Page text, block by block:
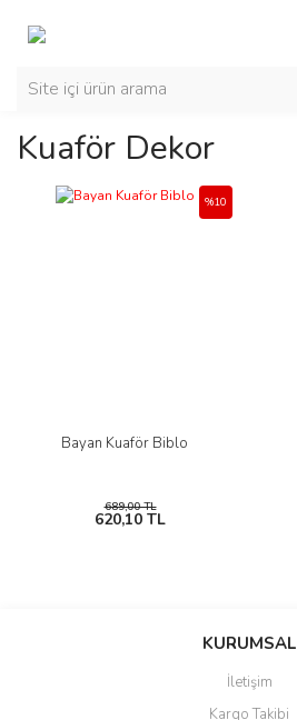
Kuaför Dekor
Bayan Kuaför Biblo
%10
689,00 TL
620,10 TL
KURUMSAL
İletişim
Kargo Takibi